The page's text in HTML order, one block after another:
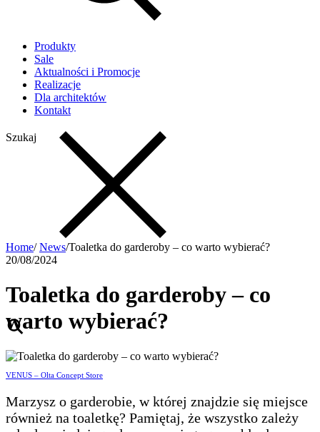
Produkty
Sale
Aktualności i Promocje
Realizacje
Dla architektów
Kontakt
Szukaj
Home/ News/Toaletka do garderoby – co warto wybierać?
20/08/2024
Toaletka do garderoby – co
warto wybierać?
VENUS – Olta Concept Store
Marzysz o garderobie, w której znajdzie się miejsce
również na toaletkę? Pamiętaj, że wszystko zależy